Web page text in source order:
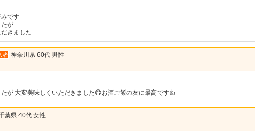
です
が
きました
者 神奈川県 60代 男性
が 大変美味しくいただきました😋お酒ご飯の友に最高です👍
葉県 40代 女性